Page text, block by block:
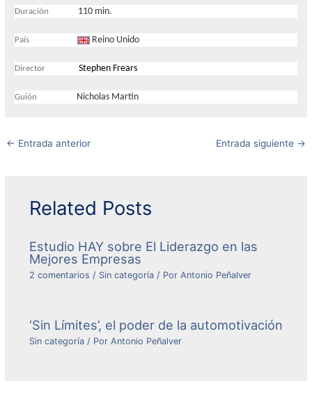
Duración 110 min.
País Reino Unido
Director Stephen Frears
Guión Nicholas Martin
← Entrada anterior Entrada siguiente →
Related Posts
Estudio HAY sobre El Liderazgo en las
Mejores Empresas
2 comentarios / Sin categoría/ Por Antonio Peñalver
‘Sin Límites’, el poder de la automotivación
Sin categoría/ Por Antonio Peñalver